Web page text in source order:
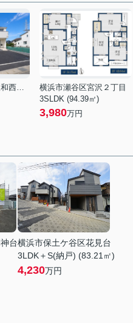
横浜市瀬谷区阿久和西４丁目
横浜市瀬谷区宮沢２丁目
3SLDK (94.39㎡)
3,980万円
台横浜市保土ケ谷区花見台
3LDK＋S(納戸) (83.21㎡)
4,230万円